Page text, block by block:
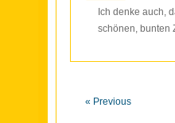
Ich denke auch,
schönen, bunten
« Previous